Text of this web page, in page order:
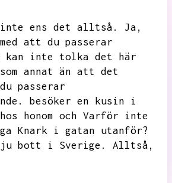
inte ens det alltså.
Ja,
att du passerar
kan inte tolka det här
annat än att det
passerar
besöker en kusin i
honom och Varför inte
Knark i gatan utanför?
ju bott i Sverige.
Alltså,